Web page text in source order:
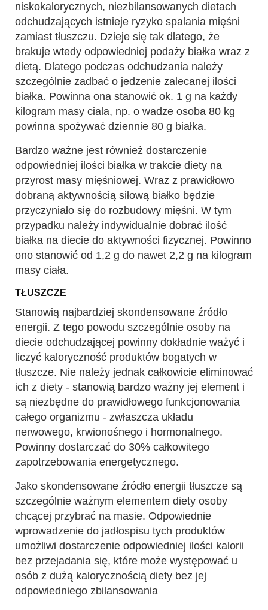
niskokalorycznych, niezbilansowanych dietach
odchudzających istnieje ryzyko spalania mięśni
zamiast tłuszczu. Dzieje się tak dlatego, że
brakuje wtedy odpowiedniej podaży białka wraz z
dietą. Dlatego podczas odchudzania należy
szczególnie zadbać o jedzenie zalecanej ilości
białka. Powinna ona stanowić ok. 1 g na każdy
kilogram masy ciala, np. o wadze osoba 80 kg
powinna spożywać dziennie 80 g białka.
Bardzo ważne jest również dostarczenie
odpowiedniej ilości białka w trakcie diety na
przyrost masy mięśniowej. Wraz z prawidłowo
dobraną aktywnością siłową białko będzie
przyczyniało się do rozbudowy mięśni. W tym
przypadku należy indywidualnie dobrać ilość
białka na diecie do aktywności fizycznej. Powinno
ono stanowić od 1,2 g do nawet 2,2 g na kilogram
masy ciała.
TŁUSZCZE
Stanowią najbardziej skondensowane źródło
energii. Z tego powodu szczególnie osoby na
diecie odchudzającej powinny dokładnie ważyć i
liczyć kaloryczność produktów bogatych w
tłuszcze. Nie należy jednak całkowicie eliminować
ich z diety - stanowią bardzo ważny jej element i
są niezbędne do prawidłowego funkcjonowania
całego organizmu - zwłaszcza układu
nerwowego, krwionośnego i hormonalnego.
Powinny dostarczać do 30% całkowitego
zapotrzebowania energetycznego.
Jako skondensowane źródło energii tłuszcze są
szczególnie ważnym elementem diety osoby
chcącej przybrać na masie. Odpowiednie
wprowadzenie do jadłospisu tych produktów
umożliwi dostarczenie odpowiedniej ilości kalorii
bez przejadania się, które może występować u
osób z dużą kalorycznością diety bez jej
odpowiedniego zbilansowania